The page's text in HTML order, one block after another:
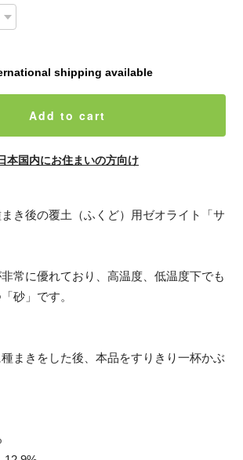
shipping available
Add to cart
本国内にお住まいの方向け
き後の覆土（ふくど）用ゼオライト「サ
常に優れており、高温度、低温度下でも
砂」です。
まきをした後、本品をすりきり一杯かぶ